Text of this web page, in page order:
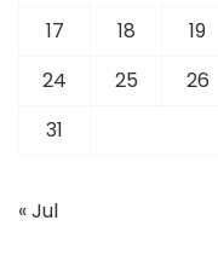
17
18 19
24
25 26
31
« Jul